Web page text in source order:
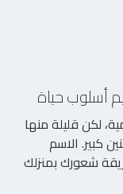
أسلوب حياة
لكن قليلة منها
كبير. الاسم
شعورك بمنزلك